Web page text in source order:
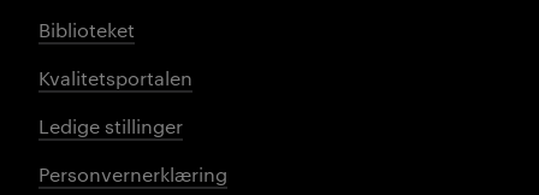
Biblioteket
Kvalitetsportalen
Ledige stillinger
Personvernerklæring